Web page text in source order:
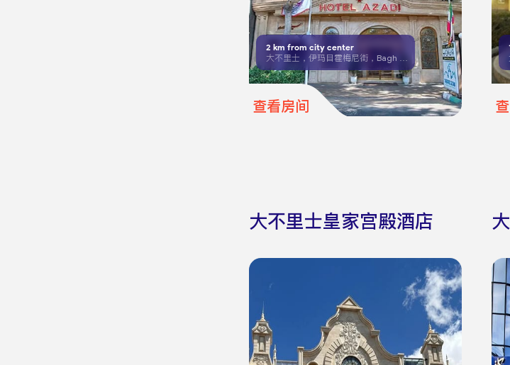
2 km from city center
大不里士，伊玛目霍梅尼街，Bagh Golestan 十字路口和 Shariati 十字路口之间
查看房间
大不里士皇家宫殿酒店